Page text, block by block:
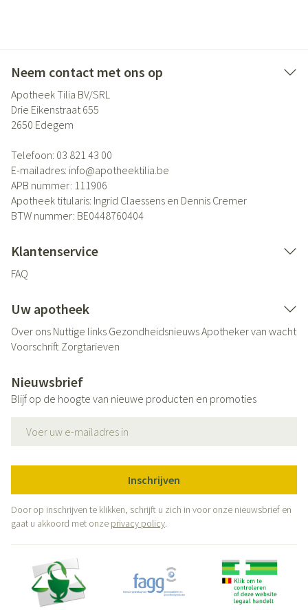
Neem contact met ons op
Apotheek Tilia BV/SRL
Drie Eikenstraat 655
2650 Edegem
Telefoon: 03 821 43 00
E-mailadres: info@apotheektilia.be
APB nummer: 111906
Apotheek titularis: Ingrid Claessens en Dennis Cremer
BTW nummer: BE0448760404
Klantenservice
FAQ
Uw apotheek
Over ons Nuttige links GezondheidsnieuwsApotheker van wacht
Voorschrift Zorgtarieven
Nieuwsbrief
Blijf op de hoogte van nieuwe producten en promoties
Inschrijven
Door op inschrijven te klikken, schrijft u zich in voor onze nieuwsbrief en
gaat u akkoord met onze privacy policy.